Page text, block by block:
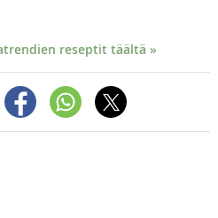
reseptit täältä »